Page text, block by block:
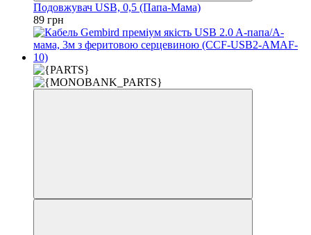
Подовжувач USB, 0,5 (Папа-Мама)
89 грн